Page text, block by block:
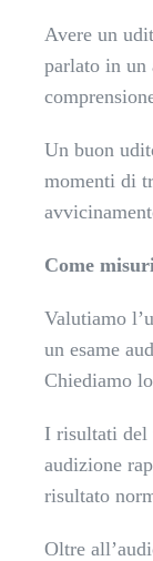
Avere un
parlato in un
Un buon
momenti di
Come
Valutiamo
un esame
Chiediamo
I risultati del
audizione
risultato
Oltre